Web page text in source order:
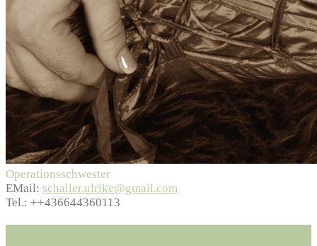
Operationsschwester
EMail: schaller.ulrike@gmail.com
Tel.: ++436644360113